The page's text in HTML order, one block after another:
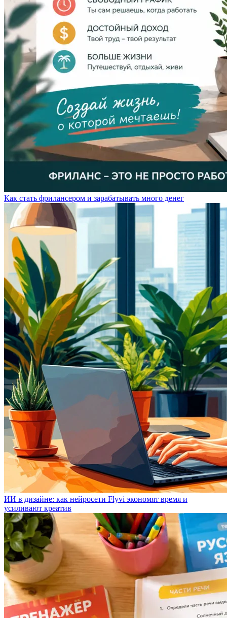
Как стать фрилансером и зарабатывать много денег
ИИ в дизайне: как нейросети Flyvi экономят время и
усиливают креатив